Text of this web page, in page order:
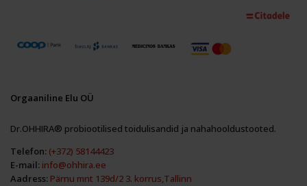
Orgaaniline Elu OÜ
Dr.OHHIRA® probiootilised toidulisandid ja nahahooldustooted.
Telefon: (+372) 58144423
E-mail: info@ohhira.ee
Aadress: Pärnu mnt 139d/2 3. korrus,Tallinn